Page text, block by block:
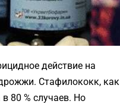
действие на
Стафилококк, как
80 % случаев. Но